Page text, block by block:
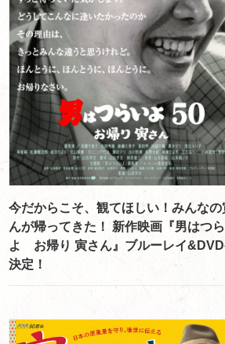
今だからこそ、観てほしい！みんなの
んが帰ってきた！ 新作映画『男はつ
よ お帰り 寅さん』ブルーレイ
決定！